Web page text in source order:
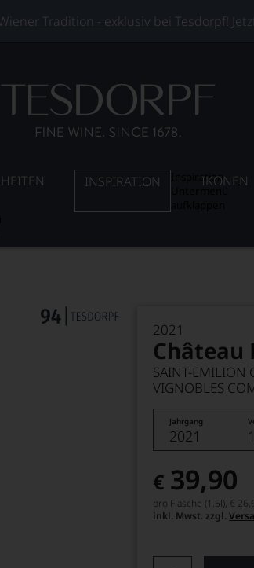
Tradition - exklusiv bei Tesdorpf!
INSPIRATION
InspirationIKONEN
2021
Château
SAINT-EMILION
VIGNOBLES
Jahrgang
2021
€ 39,90
pro Flasche (1.5l), €
inkl. Mwst. zzgl.